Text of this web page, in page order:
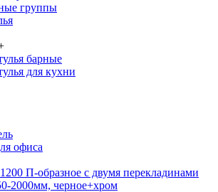
группы
барные
для кухни
офиса
П-образное с двумя перекладинами
2000мм, черное+хром